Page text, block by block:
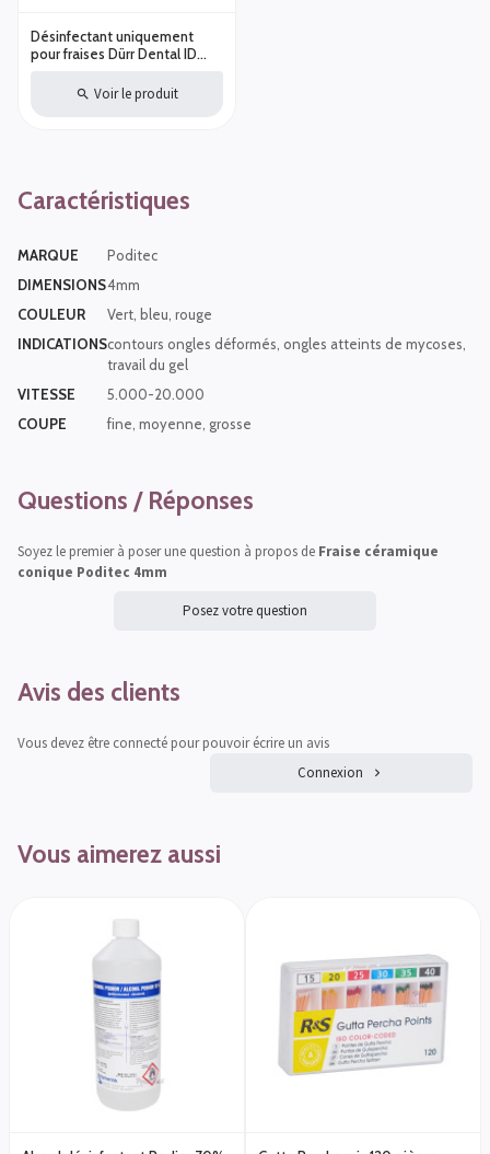
Désinfectant uniquement
pour fraises Dürr Dental ID
Voir le produit
Caractéristiques
MARQUE
Poditec
DIMENSIONS4mm
COULEUR
Vert, bleu, rouge
INDICATIONScontours ongles déformés, ongles atteints de mycoses,
travail du gel
VITESSE
5.000-20.000
COUPE
fine, moyenne, grosse
Questions / Réponses
Soyez le premier à poser une question à propos de Fraise céramique
conique Poditec 4mm
Posez votre question
Avis des clients
Vous devez être connecté pour pouvoir écrire un avis
Connexion
Vous aimerez aussi